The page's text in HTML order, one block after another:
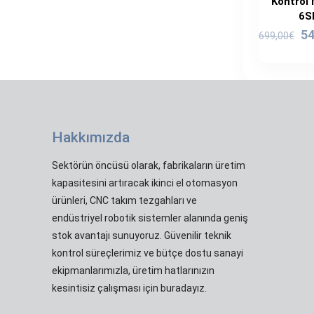
699,00€
Hakkımızda
Sektörün öncüsü olarak, fabrikaların üretim
kapasitesini artıracak ikinci el otomasyon
ürünleri, CNC takım tezgahları ve
endüstriyel robotik sistemler alanında geniş
stok avantajı sunuyoruz. Güvenilir teknik
kontrol süreçlerimiz ve bütçe dostu sanayi
ekipmanlarımızla, üretim hatlarınızın
kesintisiz çalışması için buradayız.